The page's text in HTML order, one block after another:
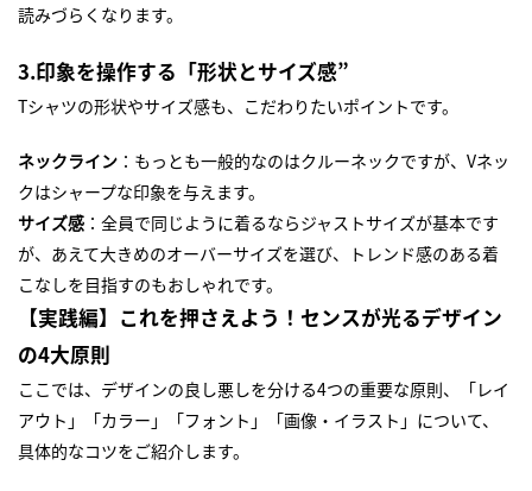
読みづらくなります。
3.印象を操作する「形状とサイズ感”
Tシャツの形状やサイズ感も、こだわりたいポイントです。
ネックライン ：もっとも一般的なのはクルーネックですが、Vネッ
クはシャープな印象を与えます。
サイズ感 ：全員で同じように着るならジャストサイズが基本です
が、あえて大きめのオーバーサイズを選び、トレンド感のある着
こなしを目指すのもおしゃれです。
【実践編】これを押さえよう！センスが光るデザイン
の4大原則
ここでは、デザインの良し悪しを分ける4つの重要な原則、「レイ
アウト」「カラー」「フォント」「画像・イラスト」について、
具体的なコツをご紹介します。